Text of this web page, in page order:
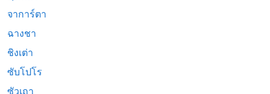
จาการ์ตา
ฉางชา
ชิงเต่า
ซับโปโร
ซัวเถา